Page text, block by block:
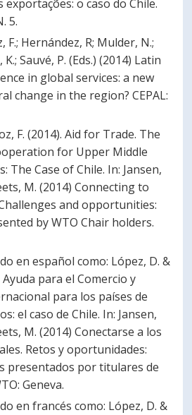
exportações: o caso do Chile.
5.
F.; Hernández, R; Mulder, N.;
Sauvé, P. (Eds.) (2014) Latin
in global services: a new
change in the region? CEPAL:
F. (2014). Aid for Trade. The
for Upper Middle
The Case of Chile. In: Jansen,
M. (2014) Connecting to
and opportunities:
by WTO Chair holders.
en español como: López, D. &
Ayuda para el Comercio y
para los países de
el caso de Chile. In: Jansen,
M. (2014) Conectarse a los
Retos y oportunidades:
presentados por titulares de
Geneva.
en francés como: López, D. &